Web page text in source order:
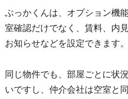
ぶっかくんは、オプション機
室確認だけでなく、賃料、内
お知らせなどを設定できます。
同じ物件でも、部屋ごとに状
いですし、仲介会社は空室と